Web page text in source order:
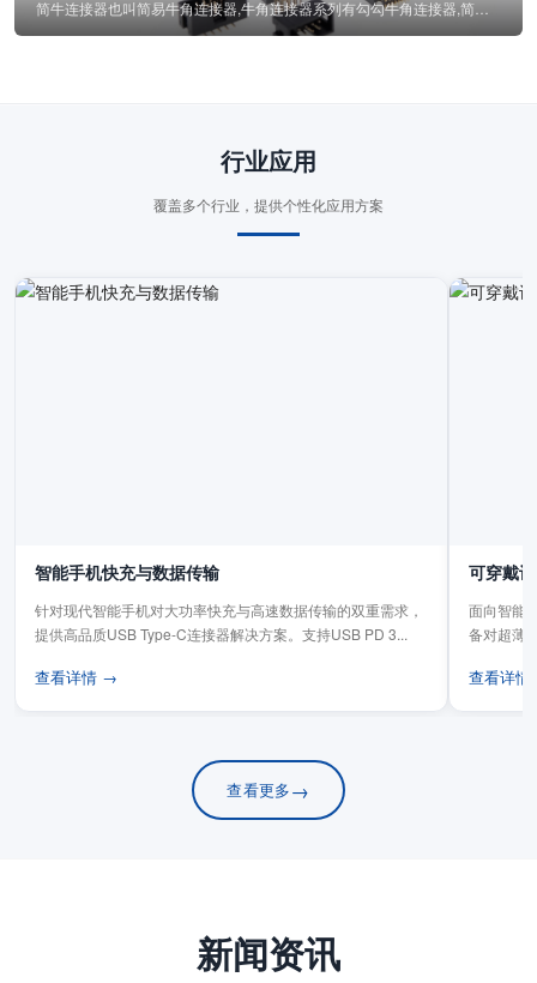
行业应用
覆盖多个行业，提供个性化应用方案
智能手机快充与数据传输
针对现代智能手机对大功率快充与高速数据传输的双重需求，
提供高品质USB Type-C连接器解决方案。支持USB PD 3...
查看详情 →
可穿戴
面向智能
备对超薄
查看详
查看更多→
新闻资讯